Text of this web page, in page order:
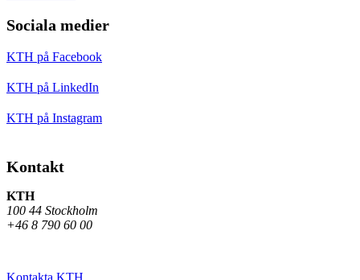
Sociala medier
KTH på Facebook
KTH på LinkedIn
KTH på Instagram
Kontakt
KTH
100 44 Stockholm
+46 8 790 60 00
Kontakta KTH